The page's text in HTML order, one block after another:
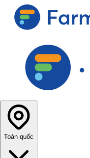
Toàn quốc